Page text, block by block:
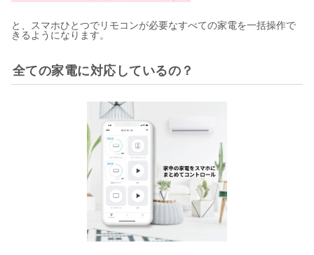
と、スマホひとつでリモコンが必要なすべての家電を一括操作で
きるようになります。
全ての家電に対応しているの？